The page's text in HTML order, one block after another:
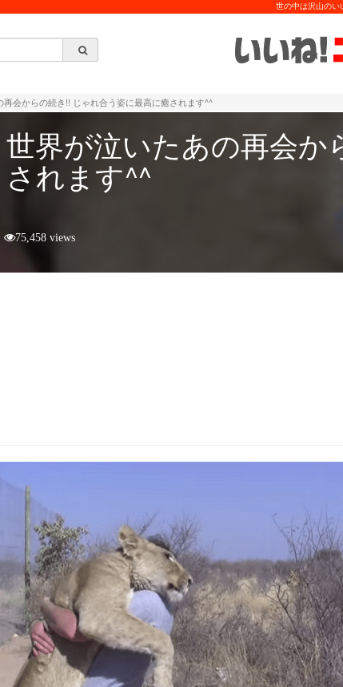
世の中は沢山のい
再会からの続き!! じゃれ合う姿に最高に癒されます^^
世界が泣いたあの再会か
されます^^
75,458 views